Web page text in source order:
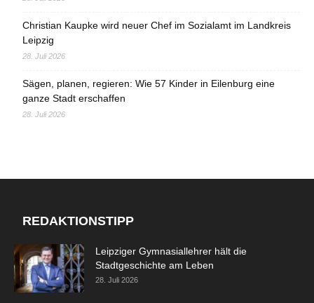
Christian Kaupke wird neuer Chef im Sozialamt im Landkreis
Leipzig
28. Juli 2026
Sägen, planen, regieren: Wie 57 Kinder in Eilenburg eine
ganze Stadt erschaffen
28. Juli 2026
REDAKTIONSTIPP
Leipziger Gymnasiallehrer hält die
Stadtgeschichte am Leben
28. Juli 2026